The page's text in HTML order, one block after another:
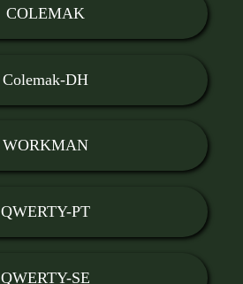
COLEMAK
Colemak-DH
WORKMAN
QWERTY-PT
QWERTY-SE